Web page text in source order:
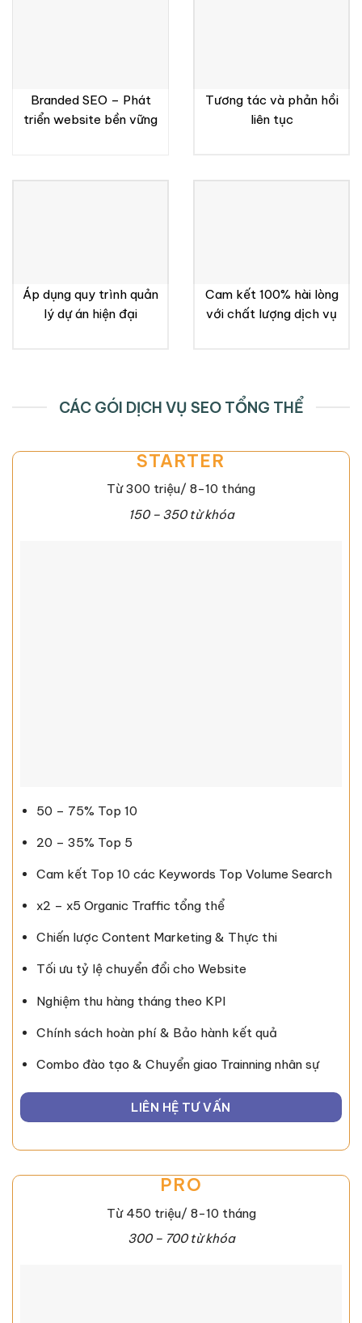
Branded SEO – Phát
triển website bền vững
Tương tác và phản hồi
liên tục
Áp dụng quy trình quản
lý dự án hiện đại
Cam kết 100% hài lòng
với chất lượng dịch vụ
CÁC GÓI DỊCH VỤ SEO TỔNG THỂ
STARTER
Từ 300 triệu/ 8-10 tháng
150 – 350 từ khóa
50 – 75% Top 10
20 – 35% Top 5
Cam kết Top 10 các Keywords Top Volume Search
x2 – x5 Organic Traffic tổng thể
Chiến lược Content Marketing & Thực thi​
Tối ưu tỷ lệ chuyển đổi cho Website
Nghiệm thu hàng tháng theo KPI
Chính sách hoàn phí & Bảo hành kết quả
Combo đào tạo & Chuyển giao Trainning nhân sự
LIÊN HỆ TƯ VẤN
PRO
Từ 450 triệu/ 8-10 tháng
300 – 700 từ khóa